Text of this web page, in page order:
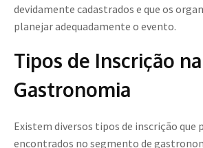
devidamente cadastrados e que os
planejar adequadamente o evento.
Tipos de Inscrição na
Gastronomia
Existem diversos tipos de inscrição que
encontrados no segmento de